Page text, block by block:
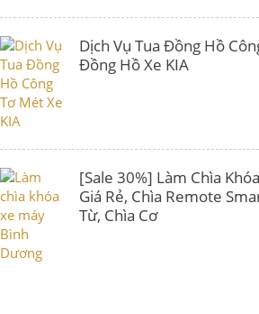
Dịch Vụ Tua Đồng Hồ
Đồng Hồ Xe KIA
[Sale 30%] Làm Chìa
Giá Rẻ, Chìa Remote
Từ, Chìa Cơ